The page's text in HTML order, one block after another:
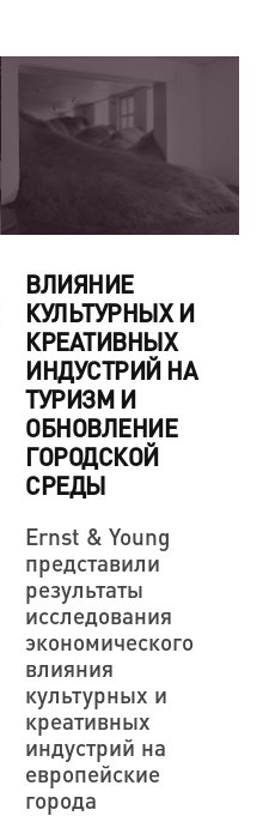
ВЛИЯНИЕ
КУЛЬТУРНЫХ И
КРЕАТИВНЫХ
ИНДУСТРИЙ НА
ТУРИЗМ И
ОБНОВЛЕНИЕ
ГОРОДСКОЙ
СРЕДЫ
Ernst & Young
представили
результаты
исследования
экономического
влияния
культурных и
креативных
индустрий на
европейские
города